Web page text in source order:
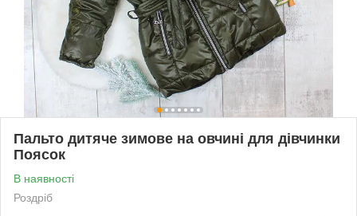
Пальто дитяче зимове на овчині для дівчинки
Поясок
В наявності
Роздріб